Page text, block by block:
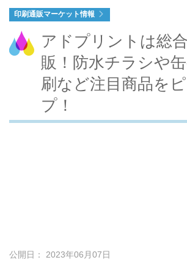
印刷通販マーケット情報
アドプリントは総
販！防水チラシや
刷など注目商品を
プ！
公開日： 2023年06月07日